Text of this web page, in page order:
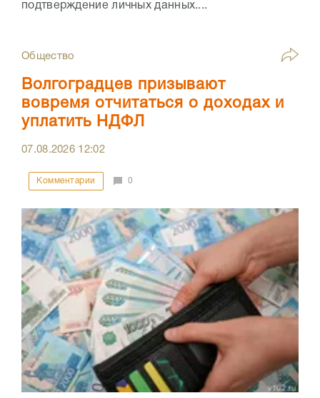
подтверждение личных данных....
Общество
Волгоградцев призывают
вовремя отчитаться о доходах и
уплатить НДФЛ
07.08.2026 12:02
Комментарии 0